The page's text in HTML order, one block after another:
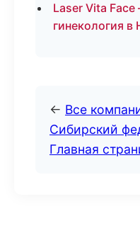
Laser Vita
гинекология
← Все
Сибирский
Главная